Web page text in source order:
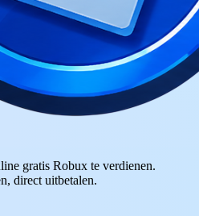
gratis Robux te verdienen.
direct uitbetalen.